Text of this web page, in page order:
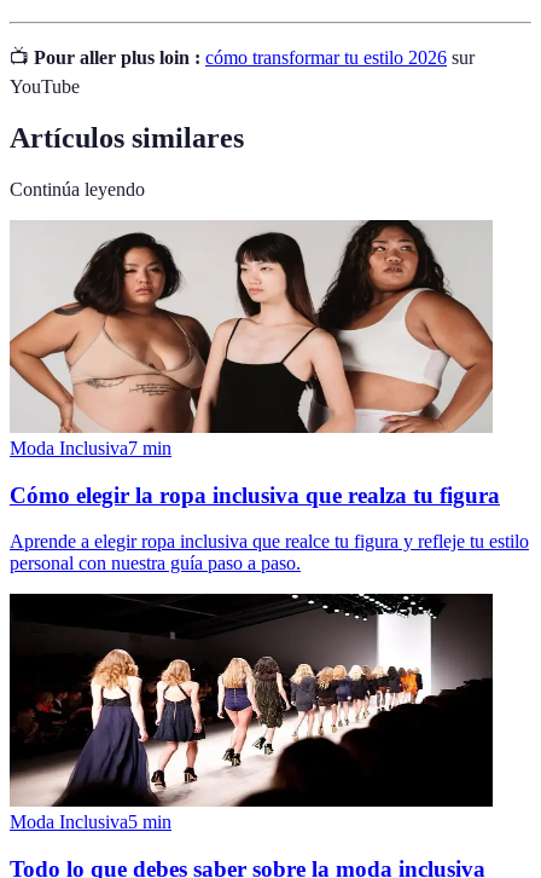
📺 Pour aller plus loin : cómo transformar tu estilo 2026 sur
YouTube
Artículos similares
Continúa leyendo
Moda Inclusiva7 min
Cómo elegir la ropa inclusiva que realza tu figura
Aprende a elegir ropa inclusiva que realce tu figura y refleje tu estilo
personal con nuestra guía paso a paso.
Moda Inclusiva5 min
Todo lo que debes saber sobre la moda inclusiva